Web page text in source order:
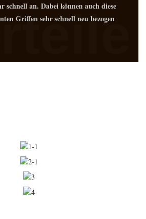
schnell an. Dabei können auch diese
Griffen sehr schnell neu bezogen